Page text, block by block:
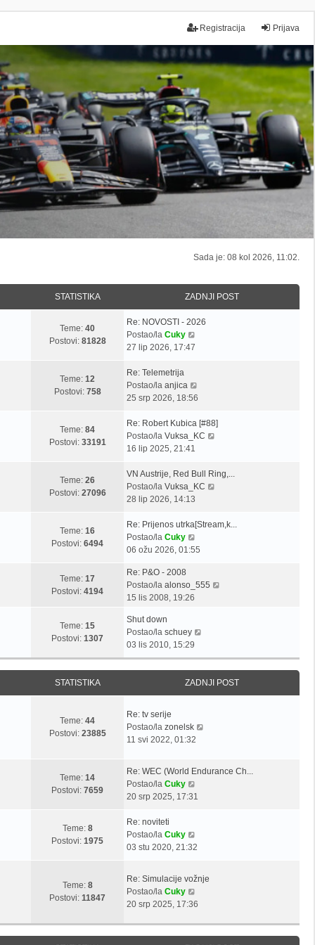
Prijava
Registracija
Sada je: 08 kol 2026, 11:02.
STATISTIKA ZADNJI POST
Teme: 40
Postovi: 81828
Z
a
d
j
i
p
s
t
Re: NOVOSTI - 2026
Postao/la Cuky
j
i
o
s
27 lip 2026, 17:47
Teme: 12
Postovi: 758
Z
a
d
j
i
p
s
t
Re: Telemetrija
Postao/la anjica
n
j
o
s
25 srp 2026, 18:56
Teme: 84
Postovi: 33191
Z
a
d
j
i
p
s
t
Re: Robert Kubica [#88]
Postao/la Vuksa_KC
n
o
16 lip 2025, 21:41
Teme: 26
Postovi: 27096
Z
a
d
j
i
p
s
t
VN Austrije, Red Bull Ring,...
Postao/la Vuksa_KC
n
s
28 lip 2026, 14:13
Teme: 16
Postovi: 6494
Z
a
d
j
i
p
s
t
Re: Prijenos utrka[Stream,k...
Postao/la Cuky
a
j
s
06 ožu 2026, 01:55
Teme: 17
Postovi: 4194
Z
a
d
j
i
p
o
s
Re: P&O - 2008
Postao/la alonso_555
p
o
s
t
15 lis 2008, 19:26
Teme: 15
Postovi: 1307
Z
a
d
n
j
p
s
t
Shut down
Postao/la schuey
d
n
j
i
s
03 lis 2010, 15:29
STATISTIKA ZADNJI POST
Teme: 44
Postovi: 23885
Z
a
d
i
p
o
t
Re: tv serije
Postao/la zonelsk
j
11 svi 2022, 01:32
Teme: 14
Postovi: 7659
Z
a
d
j
i
p
t
Re: WEC (World Endurance Ch...
Postao/la Cuky
a
i
s
20 srp 2025, 17:31
Teme: 8
Postovi: 1975
Z
a
d
i
p
o
s
t
Re: noviteti
Postao/la Cuky
a
j
p
o
s
03 stu 2020, 21:32
Teme: 8
Postovi: 11847
Z
a
d
j
Re: Simulacije vožnje
Postao/la Cuky
a
n
20 srp 2025, 17:36